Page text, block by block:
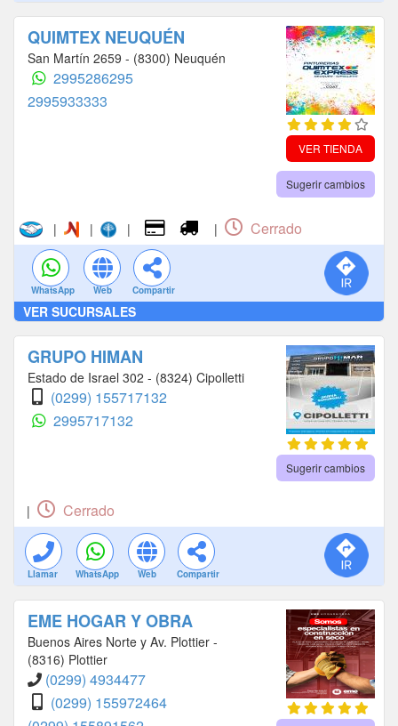
QUIMTEX NEUQUÉN
San Martín 2659 - (8300) Neuquén
2995286295
2995933333
VER TIENDA
Sugerir cambios
| | | | Cerrado
WhatsApp Web Compartir
VER SUCURSALES
GRUPO HIMAN
Estado de Israel 302 - (8324) Cipolletti
(0299) 155717132
2995717132
Sugerir cambios
| Cerrado
Llamar WhatsApp Web Compartir
EME HOGAR Y OBRA
Buenos Aires Norte y Av. Plottier -
(8316) Plottier
(0299) 4934477
(0299) 155972464